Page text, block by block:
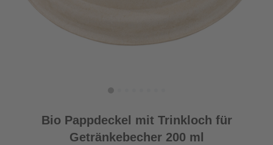
Bio Pappdeckel mit Trinkloch für
Getränkebecher 200 ml